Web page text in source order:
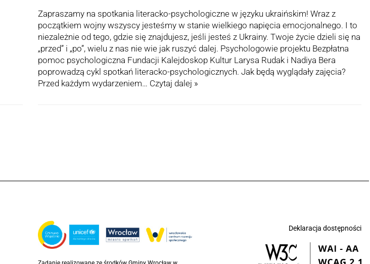
Zapraszamy na spotkania literacko-psychologiczne w języku ukraińskim! Wraz z
początkiem wojny wszyscy jesteśmy w stanie wielkiego napięcia emocjonalnego. I to
niezależnie od tego, gdzie się znajdujesz, jeśli jesteś z Ukrainy. Twoje życie dzieli się na
„przed” i „po”, wielu z nas nie wie jak ruszyć dalej. Psychologowie projektu Bezpłatna
pomoc psychologiczna Fundacji Kalejdoskop Kultur Larysa Rudak i Nadiya Bera
poprowadzą cykl spotkań literacko-psychologicznych. Jak będą wyglądały zajęcia?
Przed każdym wydarzeniem… Czytaj dalej »
Deklaracja dostępności